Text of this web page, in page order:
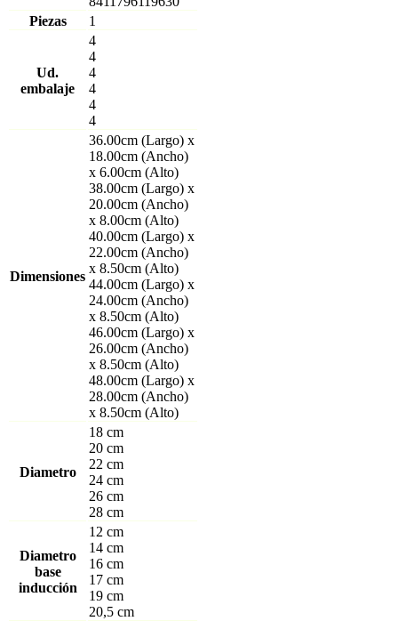
Piezas
1
Ud.
embalaje
4
4
4
4
4
4
Dimensiones
36.00cm (Largo) x
18.00cm (Ancho)
x 6.00cm (Alto)
38.00cm (Largo) x
20.00cm (Ancho)
x 8.00cm (Alto)
40.00cm (Largo) x
22.00cm (Ancho)
x 8.50cm (Alto)
44.00cm (Largo) x
24.00cm (Ancho)
x 8.50cm (Alto)
46.00cm (Largo) x
26.00cm (Ancho)
x 8.50cm (Alto)
48.00cm (Largo) x
28.00cm (Ancho)
x 8.50cm (Alto)
Diametro
18 cm
20 cm
22 cm
24 cm
26 cm
28 cm
Diametro
base
inducción
12 cm
14 cm
16 cm
17 cm
19 cm
20,5 cm